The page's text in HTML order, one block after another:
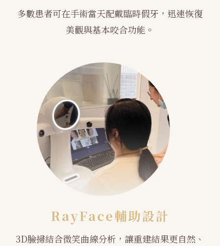
多數患者可在手術當天配戴臨時假牙，迅速恢復
美觀與基本咬合功能。
RayFace輔助設計
3D臉掃結合微笑曲線分析，讓重建結果更自然、